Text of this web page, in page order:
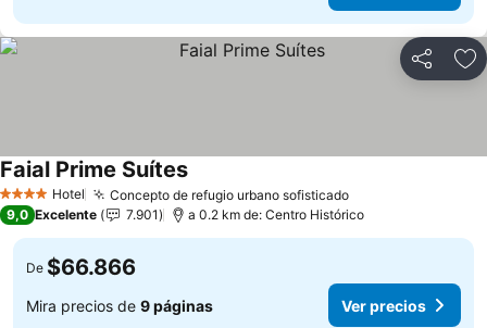
Compartir
4 EstrellasHotel Concepto de refugio urbano sofisticadoVer precios
Faial Prime SuítesVer precios
9,0 Excelente 7.901 a 0.2 km de: Centro Histórico
De $66.866
Mira precios de 9 páginas Ver precios